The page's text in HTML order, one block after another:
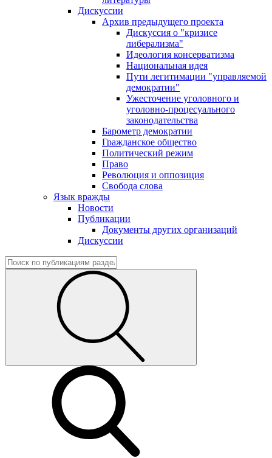
Дискуссии
Архив предыдущего проекта
Дискуссия о "кризисе
либерализма"
Идеология консерватизма
Национальная идея
Пути легитимации "управляемой
демократии"
Ужесточение уголовного и
уголовно-процесуального
законодательства
Барометр демократии
Гражданское общество
Политический режим
Право
Революция и оппозиция
Свобода слова
Язык вражды
Новости
Публикации
Документы других организаций
Дискуссии